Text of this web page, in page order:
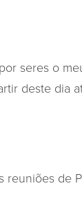
seres o
deste dia
reuniões de